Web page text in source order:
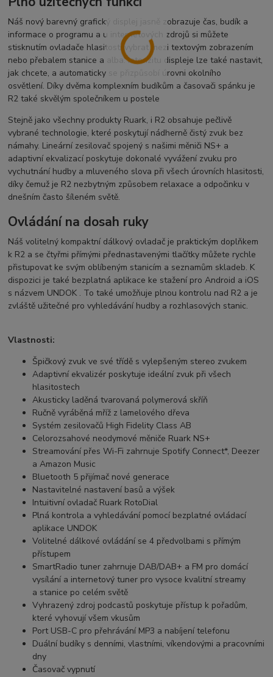
Náš nový barevný grafický displej jasně zobrazuje čas, budík a
informace o programu a u internetových zdrojů si můžete
stisknutím ovladače hlasitosti vybrat mezi textovým zobrazením
nebo přebalem stanice a alba. Intenzitu displeje lze také nastavit,
jak chcete, a automaticky se přizpůsobí úrovni okolního
osvětlení. Díky dvěma komplexním budíkům a časovači spánku je
R2 také skvělým společníkem u postele
Stejně jako všechny produkty Ruark, i R2 obsahuje pečlivě
vybrané technologie, které poskytují nádherně čistý zvuk bez
námahy. Lineární zesilovač spojený s našimi měniči NS+ a
adaptivní ekvalizací poskytuje dokonalé vyvážení zvuku pro
vychutnání hudby a mluveného slova při všech úrovních hlasitosti,
díky čemuž je R2 nezbytným způsobem relaxace a odpočinku v
dnešním často šíleném světě.
Ovládání na dosah ruky
Náš volitelný kompaktní dálkový ovladač je praktickým doplňkem
k R2 a se čtyřmi přímými přednastavenými tlačítky můžete rychle
přistupovat ke svým oblíbeným stanicím a seznamům skladeb. K
dispozici je také bezplatná aplikace ke stažení proAndroid a iOS
s názvem UNDOK . To také umožňuje plnou kontrolu nad R2 a je
zvláště užitečné pro vyhledávání hudby a rozhlasových stanic.
Vlastnosti:
Špičkový zvuk ve své třídě s vylepšeným stereo zvukem
Adaptivní ekvalizér poskytuje ideální zvuk při všech
hlasitostech
Akusticky laděná tvarovaná polymerová skříň
Ručně vyráběná mříž z lamelového dřeva
Systém zesilovačů High Fidelity Class AB
Celorozsahové neodymové měniče Ruark NS+
Streamování přes Wi-Fi zahrnuje Spotify Connect*, Deezer
a Amazon Music
Bluetooth 5 přijímač nové generace
Nastavitelné nastavení basů a výšek
Intuitivní ovladač Ruark RotoDial
Plná kontrola a vyhledávání pomocí bezplatné ovládací
aplikace UNDOK
Volitelné dálkové ovládání se 4 předvolbami s přímým
přístupem
SmartRadio tuner zahrnuje DAB/DAB+ a FM pro domácí
vysílání a internetový tuner pro vysoce kvalitní streamy
a stanice po celém světě
Vyhrazený zdroj podcastů poskytuje přístup k pořadům,
které vyhovují všem vkusům
Port USB-C pro přehrávání MP3 a nabíjení telefonu
Duální budíky s denními, vlastními, víkendovými a pracovními
dny
Časovač vypnutí